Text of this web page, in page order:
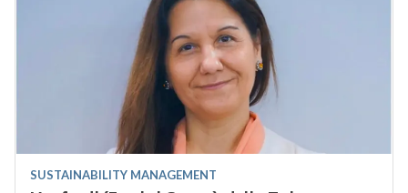
SUSTAINABILITY MANAGEMENT